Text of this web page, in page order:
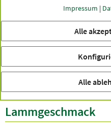
versandkostenfrei
innerhalb Deutschlands
tierlieb
Lammgeschmack
Impressum |
Alle
Alle